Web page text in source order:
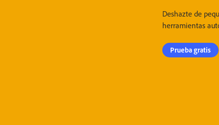
Deshazte de
herramientas
Prueba gratis